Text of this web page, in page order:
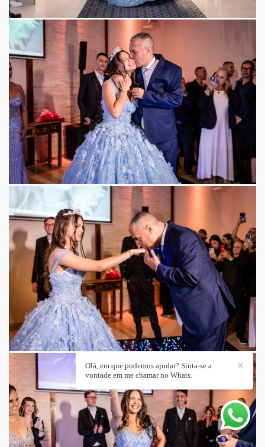
✕
Olá, em que podemos ajudar? Sinta-se a
vontade em me chamar no Whats.